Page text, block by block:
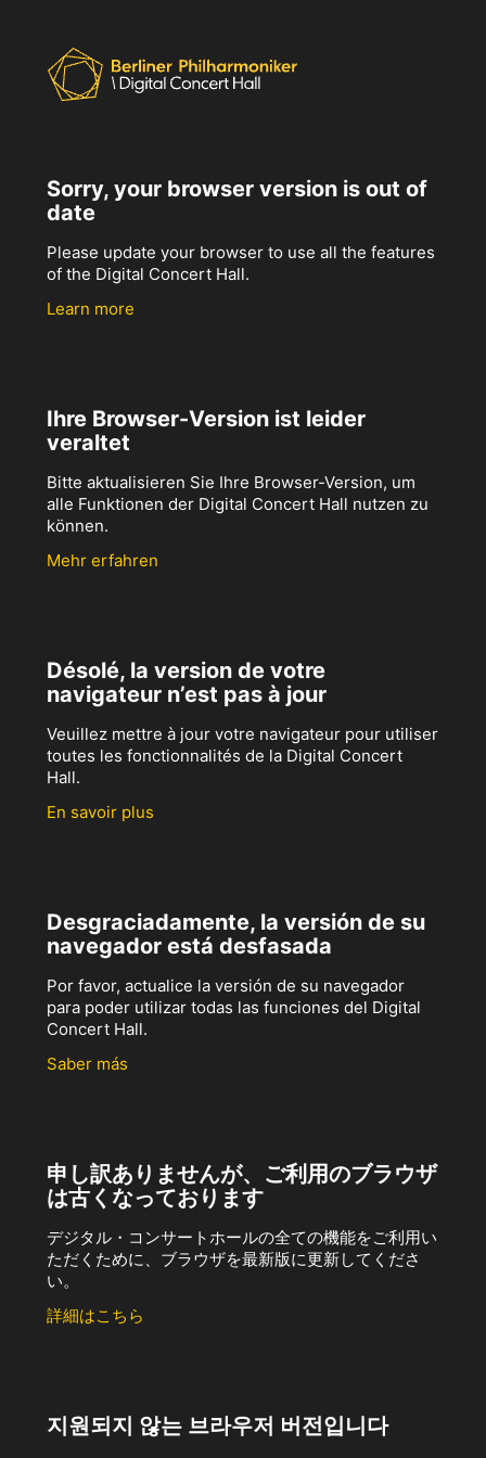
Sorry, your browser version is out of
date
Please update your browser to use all the features
of the Digital Concert Hall.
Learn more
Ihre Browser-Version ist leider
veraltet
Bitte aktualisieren Sie Ihre Browser-Version, um
alle Funktionen der Digital Concert Hall nutzen zu
können.
Mehr erfahren
Désolé, la version de votre
navigateur n’est pas à jour
Veuillez mettre à jour votre navigateur pour utiliser
toutes les fonctionnalités de la Digital Concert
Hall.
En savoir plus
Desgraciadamente, la versión de su
navegador está desfasada
Por favor, actualice la versión de su navegador
para poder utilizar todas las funciones del Digital
Concert Hall.
Saber más
申し訳ありませんが、ご利用のブラウザ
は古くなっております
デジタル・コンサートホールの全ての機能をご利用い
ただくために、ブラウザを最新版に更新してくださ
い。
詳細はこちら
지원되지 않는 브라우저 버전입니다